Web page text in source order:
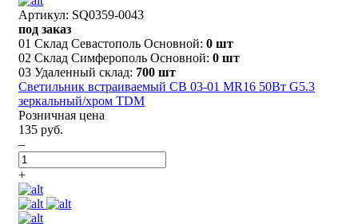
Артикул: SQ0359-0043
под заказ
01 Склад Севастополь Основной: 0 шт
02 Склад Симферополь Основной: 0 шт
03 Удаленный склад: 700 шт
Светильник встраиваемый СВ 03-01 MR16 50Вт G5.3
зеркальный/хром TDM
Розничная цена
135 руб.
–
+